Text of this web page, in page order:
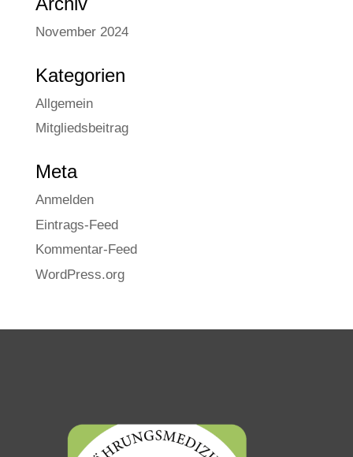
November 2024
Kate­go­rien
Allgemein
Mitgliedsbeitrag
Meta
Anmelden
Eintrags-Feed
Kommentar-Feed
WordPress.org